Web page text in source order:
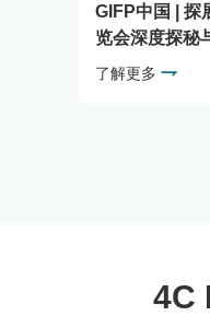
GIFP中国 | 探
览会深度探秘
了解更多
4C